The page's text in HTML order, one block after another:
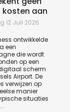
kosten aan
12 Juli 2026
ontwikkelde
een
die wordt
op een
scherm
Airport. De
verwijzen op
manier
situaties